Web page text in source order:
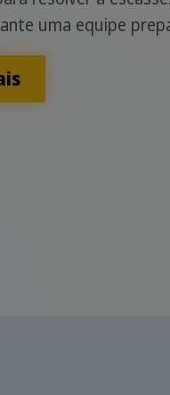
uma equipe